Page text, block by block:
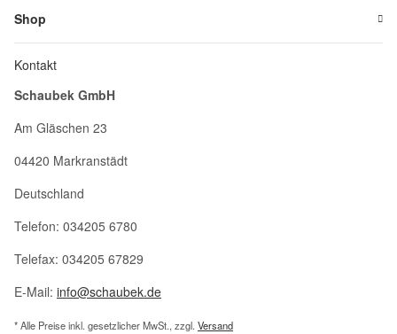
Shop
Kontakt
Schaubek GmbH
Am Gläschen 23
04420 Markranstädt
Deutschland
Telefon: 034205 6780
Telefax: 034205 67829
E-Mail: info@schaubek.de
* Alle Preise inkl. gesetzlicher MwSt., zzgl. Versand